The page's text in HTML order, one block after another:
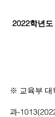
2022학년도
※ 교육부 대
과-